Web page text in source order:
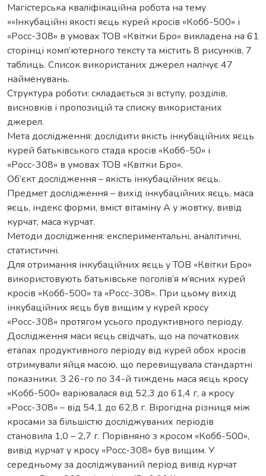
Магістерська кваліфікаційна робота на тему
««Інкубаційні якості яєць курей кросів «Кобб-500» і
«Росс-308» в умовах ТОВ «Квітки Бро» викладена на 61
сторінці комп’ютерного тексту та містить 8 рисунків, 7
таблиць. Список використаних джерел налічує 47
найменувань.
Структура роботи: складається зі вступу, розділів,
висновків і пропозицій та списку використаних
джерел.
Мета дослідження: дослідити якість інкубаційних яєць
курей батьківського стада кросів «Кобб-50» і
«Росс-308» в умовах ТОВ «Квітки Бро».
Об’єкт дослідження – якість інкубаційних яєць.
Предмет дослідження – вихід інкубаційних яєць, маса
яєць, індекс форми, вміст вітаміну А у жовтку, вивід
курчат, маса курчат.
Методи дослідження: експериментальні, аналітичні,
статистичні.
Для отримання інкубаційних яєць у ТОВ «Квітки Бро»
використовують батьківське поголів’я м’ясних курей
кросів «Кобб-500» та «Росс-308». При цьому вихід
інкубаційних яєць був вищим у курей кросу
«Росс-308» протягом усього продуктивного періоду.
Дослідження маси яєць свідчать, що на початкових
етапах продуктивного періоду від курей обох кросів
отримували яйця масою, що перевищувала стандартні
показники. З 26-го по 34-й тиждень маса яєць кросу
«Кобб-500» варіювалася від 52,3 до 61,4 г, а кросу
«Росс-308» – від 54,1 до 62,8 г. Вірогідна різниця між
кросами за більшістю досліджуваних періодів
становила 1,0 – 2,7 г. Порівняно з кросом «Кобб-500»,
вивід курчат у кросу «Росс-308» був вищим. У
середньому за досліджуваний період вивід курчат